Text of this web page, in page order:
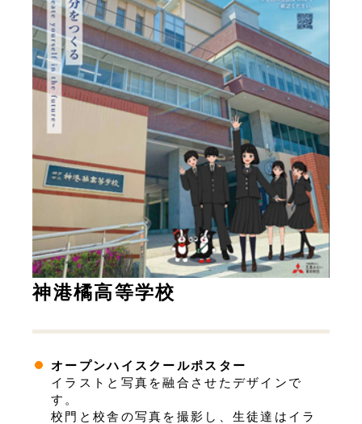
神港橘高等学校
オープンハイスクールポスター
イラストと写真を融合させたデザインで
す。
校門と校舎の写真を撮影し、生徒達はイラ